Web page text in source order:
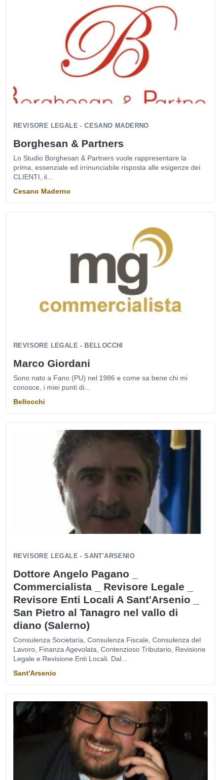
REVISORE LEGALE - CESANO MADERNO
Borghesan & Partners
Lo Studio Borghesan & Partners vuole rappresentare la
prima, essenziale ed irrinunciabile risposta alle esigenze dei
CLIENTI, il...
Cesano Maderno
REVISORE LEGALE - BELLOCCHI
Marco Giordani
Sono nato a Fano (PU) nel 1986 e come sa bene chi mi
conosce, i miei punti di...
Bellocchi
REVISORE LEGALE - SANT'ARSENIO
Dottore Angelo Pagano _
Commercialista _ Revisore Legale _
Revisore Enti Locali A Sant'Arsenio _
San Pietro al Tanagro nel vallo di
diano (Salerno)
Consulenza Societaria, Consulenza Fiscale, Consulenza del
Lavoro, Finanza Agevolata, Contenzioso Tributario, Revisione
Legale e Revisione Enti Locali. Dal...
Sant'Arsenio